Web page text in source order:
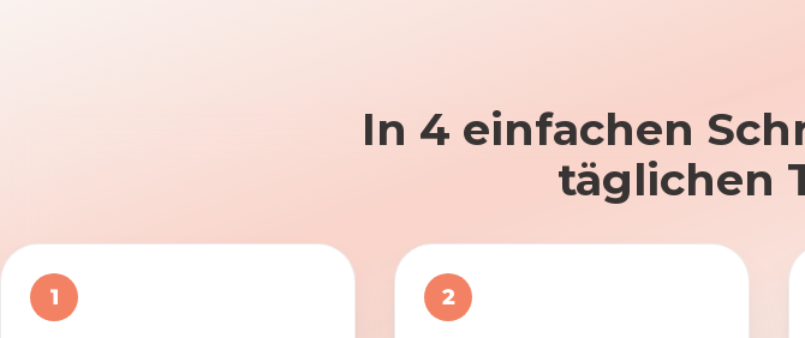
In 4 einfachen
täglichen
1 2